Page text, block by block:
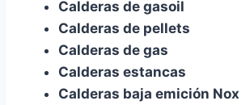
Calderas de gasoil
Calderas de pellets
Calderas de gas
Calderas estancas
Calderas baja emición Nox